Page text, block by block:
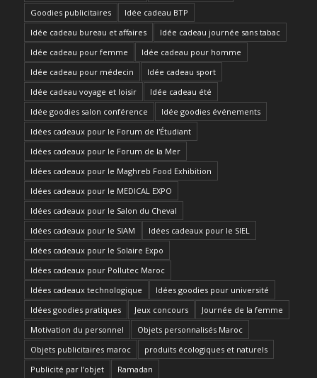
Goodies publicitaires
Idée cadeau BTP
Idée cadeau bureau et affaires
Idée cadeau journée sans tabac
Idée cadeau pour femme
Idée cadeau pour homme
Idée cadeau pour médecin
Idée cadeau sport
Idée cadeau voyage et loisir
Idée cadeau été
Idée goodies salon conférence
Idée goodies événements
Idées cadeaux pour le Forum de l'Étudiant
Idées cadeaux pour le Forum de la Mer
Idées cadeaux pour le Maghreb Food Exhibition
Idées cadeaux pour le MEDICAL EXPO
Idées cadeaux pour le Salon du Cheval
Idées cadeaux pour le SIAM
Idées cadeaux pour le SIEL
Idées cadeaux pour le Solaire Expo
Idées cadeaux pour Pollutec Maroc
Idées cadeaux technologique
Idées goodies pour université
Idées goodies pratiques
Jeux concours
Journée de la femme
Motivation du personnel
Objets personnalisés Maroc
Objets publicitaires maroc
produits écologiques et naturels
Publicité par l’objet
Ramadan